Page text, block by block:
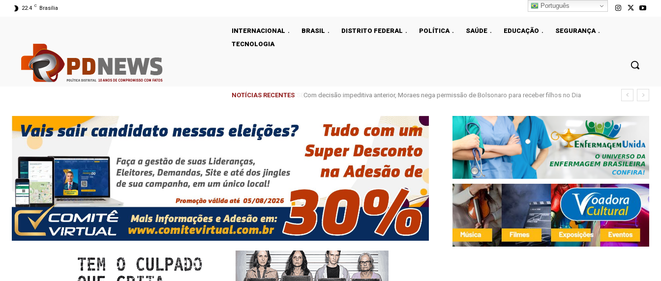
22.4 C Brasília
INTERNACIONAL BRASIL DISTRITO FEDERAL POLÍTICA SAÚDE EDUCAÇÃO
SEGURANÇA
TECNOLOGIA
NOTÍCIAS RECENTES
Com decisão impeditiva anterior, Moraes nega permissão de Bolsonaro para receber filhos no Dia
Português